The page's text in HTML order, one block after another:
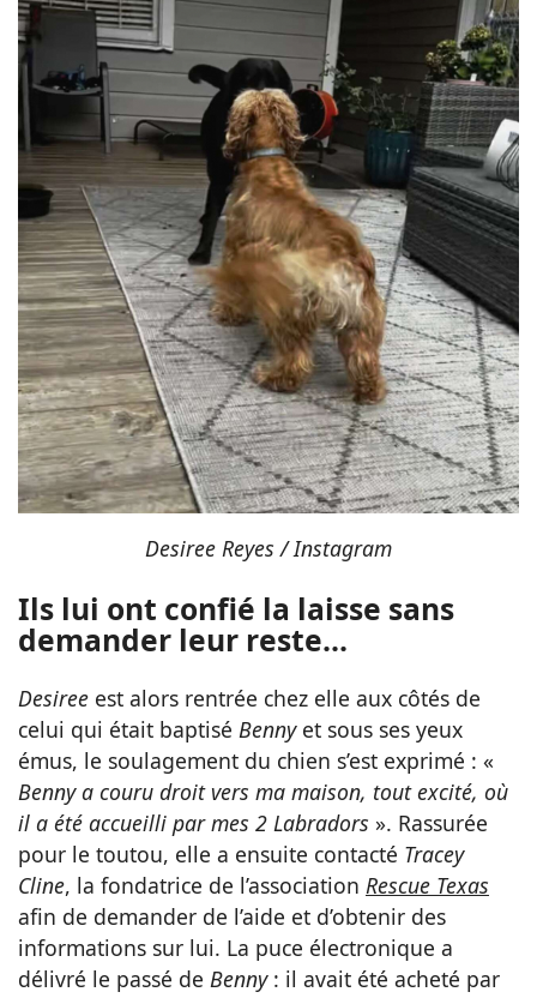
Desiree Reyes / Instagram
Ils lui ont confié la laisse sans
demander leur reste…
Desiree est alors rentrée chez elle aux côtés de
celui qui était baptisé Bennyet sous ses yeux
émus, le soulagement du chien s’est exprimé : «
Benny a couru droit vers ma maison, tout excité, où
il a été accueilli par mes 2 Labradors ». Rassurée
pour le toutou, elle a ensuite contacté Tracey
Cline, la fondatrice de l’association Rescue Texas
afin de demander de l’aide et d’obtenir des
informations sur lui. La puce électronique a
délivré le passé de Benny: il avait été acheté par